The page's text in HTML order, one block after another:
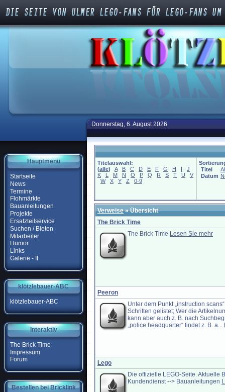
Hauptmenü
Startseite
News
Termine
Flohmärkte
Bauanleitungen
Projekte
Ersatzteilservice
Suchen / Bieten
Mitarbeiter
Humor
Links
Galerie - II
klötzlebauer-ABC
klötzlebauer-ABC
Interaktiv
The Brick Time
Impressum
Forum
Bestellen bei Bricklink
Donnerstag, 6. August 2026
Titelauswahl:
(alle) A B C D E F G H I
J
K
L M N O P Q R S T U
V
W
X Y Z 0-9
Titel
Datum
Verweise» Übersicht
The Brick Time
The Brick Time Lesen Sie mehr
Peeron
Unter dem Punkt „instruction
Schritten gelistet; Wer die
kann aber auch z. B. nach
„police headquarter“ findet z. B. a...
Lego
Die offizielle LEGO-Seite. Aktuelle
Kundendienst --> Bauanleitungen